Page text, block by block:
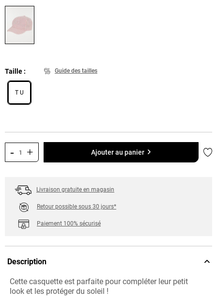
Taille Guide des tailles
T U
- + Ajouter au panier
Livraison gratuite en magasin
Retour possible sous 30 jours*
Paiement 100% sécurisé
Description
Cette casquette est parfaite pour compléter leur petit
look et les protéger du soleil !